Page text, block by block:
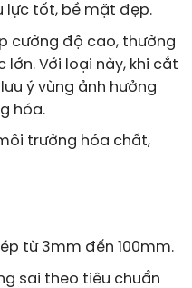
lực tốt, bề mặt đẹp.
cường độ cao, thường
lớn. Với loại này, khi cắt
ý vùng ảnh hưởng
hóa.
trường hóa chất,
từ 3mm đến 100mm.
sai theo tiêu chuẩn